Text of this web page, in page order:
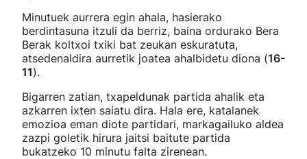
Minutuek aurrera egin ahala, hasierako
berdintasuna itzuli da berriz, baina ordurako Bera
Berak koltxoi txiki bat zeukan eskuratuta,
atsedenaldira aurretik joatea ahalbidetu diona (16-
11).
Bigarren zatian, txapeldunak partida ahalik eta
azkarren ixten saiatu dira. Hala ere, katalanek
emozioa eman diote partidari, markagailuko aldea
zazpi goletik hirura jaitsi baitute partida
bukatzeko 10 minutu falta zirenean.